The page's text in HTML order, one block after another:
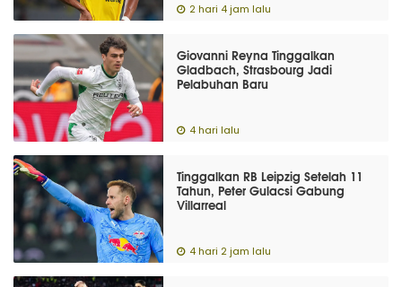
2 hari 4 jam lalu
Giovanni Reyna Tinggalkan
Gladbach, Strasbourg Jadi
Pelabuhan Baru
4 hari lalu
Tinggalkan RB Leipzig Setelah 11
Tahun, Peter Gulacsi Gabung
Villarreal
4 hari 2 jam lalu